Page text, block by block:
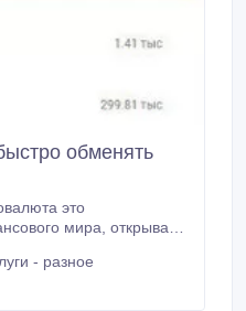
обменять
это
мира, открывая
заплатить почти
понимать,
- разное